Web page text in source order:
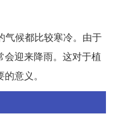
气候都比较寒冷。由于
迎来降雨。这对于植
意义。